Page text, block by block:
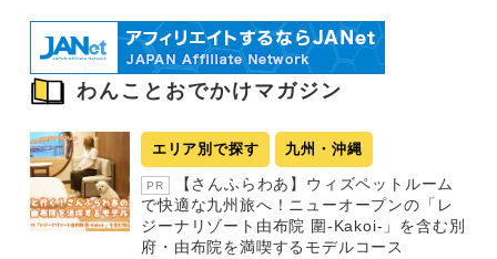
わんことおでかけマガジン
エリア別で探す 九州・沖縄
PR
【さんふらわあ】ウィズペットルーム
で快適な九州旅へ！ニューオープンの「レ
ジーナリゾート由布院 圍-Kakoi-」を含む別
府・由布院を満喫するモデルコース